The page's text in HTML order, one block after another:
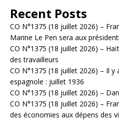
Recent Posts
CO N°1375 (18 juillet 2026) –
Marine Le Pen sera aux
CO N°1375 (18 juillet 2026) –
des travailleurs
CO N°1375 (18 juillet 2026) – Il y
espagnole : juillet 1936
CO N°1375 (18 juillet 2026) –
CO N°1375 (18 juillet 2026) –
des économies aux dépens des